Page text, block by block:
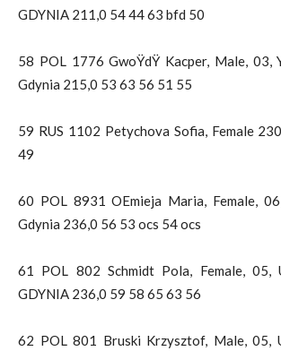
GDYNIA 211,0 54 44 63 bfd 50
58 POL 1776 GwoŸdŸ Kacper, Male, 03,
Gdynia 215,0 53 63 56 51 55
59 RUS 1102 Petychova Sofia, Female
49
60 POL 8931 OEmieja Maria, Female,
Gdynia 236,0 56 53 ocs 54 ocs
61 POL 802 Schmidt Pola, Female, 05,
GDYNIA 236,0 59 58 65 63 56
62 POL 801 Bruski Krzysztof, Male, 05,